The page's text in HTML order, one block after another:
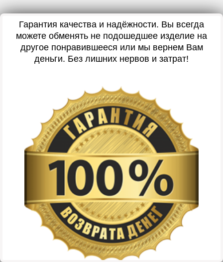
Гарантия качества и надёжности. Вы всегда
можете обменять не подошедшее изделие на
другое понравившееся или мы вернем Вам
деньги. Без лишних нервов и затрат!